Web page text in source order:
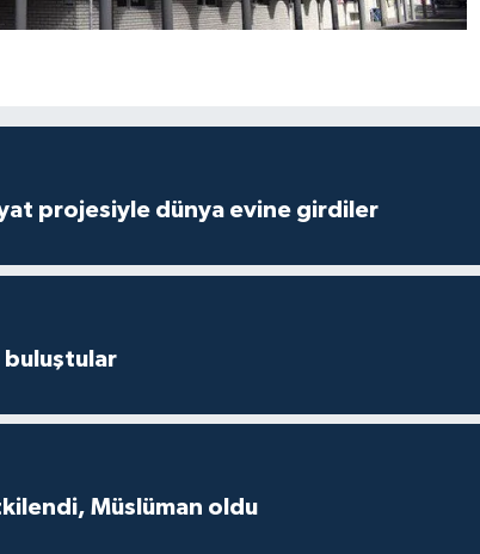
projesiyle dünya evine girdiler
buluştular
Müslüman oldu